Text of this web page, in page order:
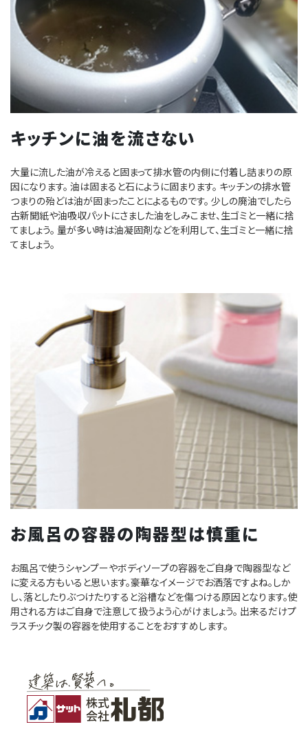
キッチンに油を流さない
大量に流した油が冷えると固まって排水管の内側に付着し詰まりの原
因になります。 油は固まると石にように固まります。 キッチンの排水管
つまりの殆どは油が固まったことによるものです。 少しの廃油でしたら
古新聞紙や油吸収パットにさました油をしみこませ、生ゴミと一緒に捨
てましょう。 量が多い時は油凝固剤などを利用して、生ゴミと一緒に捨
てましょう。
お風呂の容器の陶器型は慎重に
お風呂で使うシャンプーやボディソープの容器をご自身で陶器型など
に変える方もいると思います。豪華なイメージでお洒落ですよね。しか
し、落としたりぶつけたりすると浴槽などを傷つける原因となります。使
用される方はご自身で注意して扱うよう心がけましょう。 出来るだけプ
ラスチック製の容器を使用することをおすすめします。